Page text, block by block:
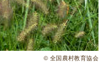
© 全国農村教育協会